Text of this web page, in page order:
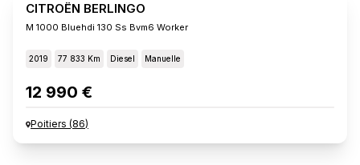
CITROËN BERLINGO
M 1000 Bluehdi 130 Ss Bvm6 Worker
2019 77 833 Km Diesel Manuelle
12 990 €
Poitiers (86)